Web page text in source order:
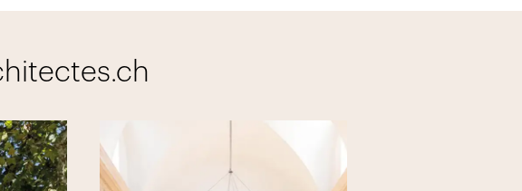
prestations qu'ils pourraient réaliser, Messieurs de Planta et
pérennise l’entreprise et donne l’occasion aux plus jeunes
le flambeau le moment venu.